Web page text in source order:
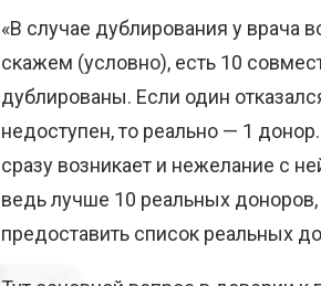
«В случае дублирования у врача
скажем (условно), есть 10
дублированы. Если один
недоступен, то реально — 1
сразу возникает и нежелание с
ведь лучше 10 реальных
предоставить список реальных